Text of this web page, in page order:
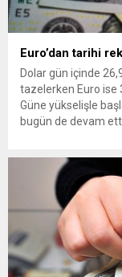
Euro’dan tarihi
Dolar gün içinde
tazelerken Euro ise
Güne yükselişle
bugün de devam